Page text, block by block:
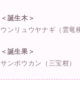
＜誕生木＞
ウンリュウヤナギ（雲竜
＜誕生果＞
サンポウカン（三宝柑）